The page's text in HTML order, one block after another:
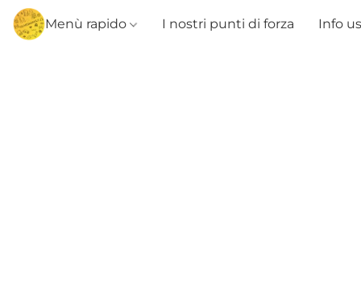
Menù rapido I nostri punti di forza Info